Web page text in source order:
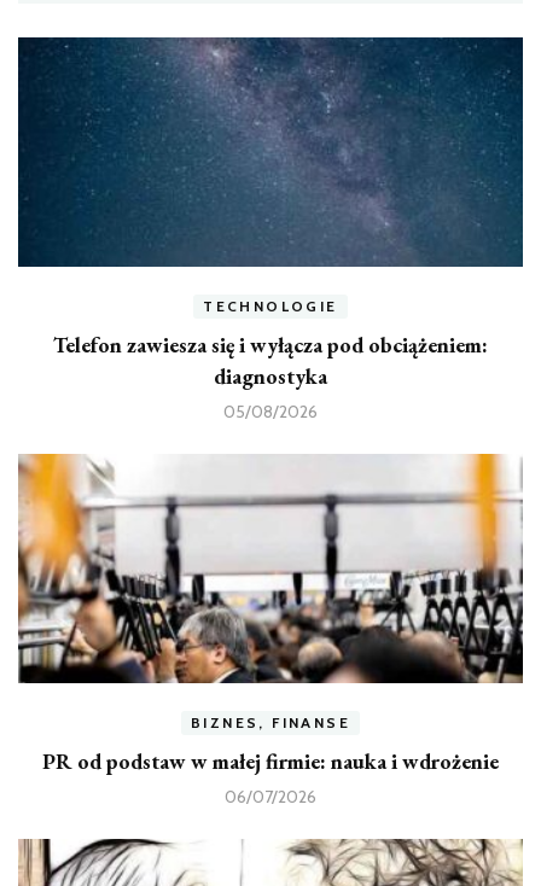
TECHNOLOGIE
Telefon zawiesza się i wyłącza pod obciążeniem:
diagnostyka
05/08/2026
BIZNES, FINANSE
PR od podstaw w małej firmie: nauka i wdrożenie
06/07/2026